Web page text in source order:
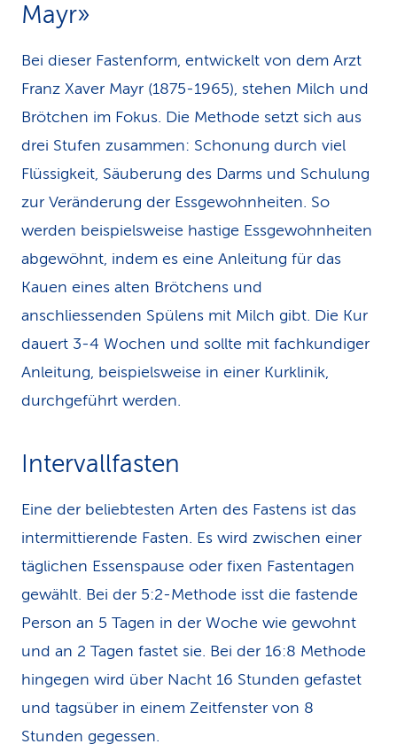
Mayr»
Bei dieser Fastenform, entwickelt von dem Arzt
Franz Xaver Mayr (1875-1965), stehen Milch und
Brötchen im Fokus. Die Methode setzt sich aus
drei Stufen zusammen: Schonung durch viel
Flüssigkeit, Säuberung des Darms und Schulung
zur Veränderung der Essgewohnheiten. So
werden beispielsweise hastige Essgewohnheiten
abgewöhnt, indem es eine Anleitung für das
Kauen eines alten Brötchens und
anschliessenden Spülens mit Milch gibt. Die Kur
dauert 3-4 Wochen und sollte mit fachkundiger
Anleitung, beispielsweise in einer Kurklinik,
durchgeführt werden.
Intervallfasten
Eine der beliebtesten Arten des Fastens ist das
intermittierende Fasten. Es wird zwischen einer
täglichen Essenspause oder fixen Fastentagen
gewählt. Bei der 5:2-Methode isst die fastende
Person an 5 Tagen in der Woche wie gewohnt
und an 2 Tagen fastet sie. Bei der 16:8 Methode
hingegen wird über Nacht 16 Stunden gefastet
und tagsüber in einem Zeitfenster von 8
Stunden gegessen.